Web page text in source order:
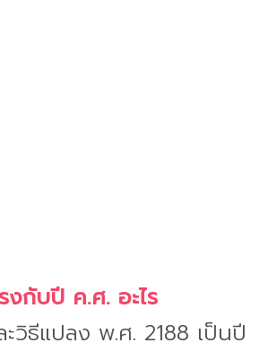
กับปี ค.ศ. อะไร
วิธีแปลง พ.ศ. 2188 เป็นปี